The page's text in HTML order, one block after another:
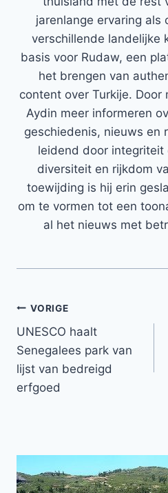
jarenlange ervaring als
verschillende landelijke
basis voor Rudaw, een
het brengen van
content over Turkije. Door
Aydin meer informeren
geschiedenis, nieuws en
leidend door integriteit
diversiteit en rijkdom
toewijding is hij erin
om te vormen tot een
al het nieuws met
Bericht
navigatie
VORIGE
UNESCO haalt
Senegalees park van
lijst van bedreigd
erfgoed